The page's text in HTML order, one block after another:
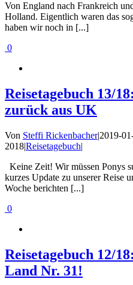
Von England nach Frankreich
Holland. Eigentlich waren das
haben wir noch in [...]
0
Reisetagebuch 13/
zurück aus UK
Von Steffi Rickenbacher|2019-
2018|Reisetagebuch|
Keine Zeit! Wir müssen Ponys
kurzes Update zu unserer Reise
Woche berichten [...]
0
Reisetagebuch 12/
Land Nr. 31!